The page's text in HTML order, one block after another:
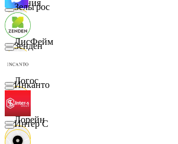
Линия
ЛисФейм
Логос
Лорейн
Зельгрос
Зенден
Инканто
Интер С